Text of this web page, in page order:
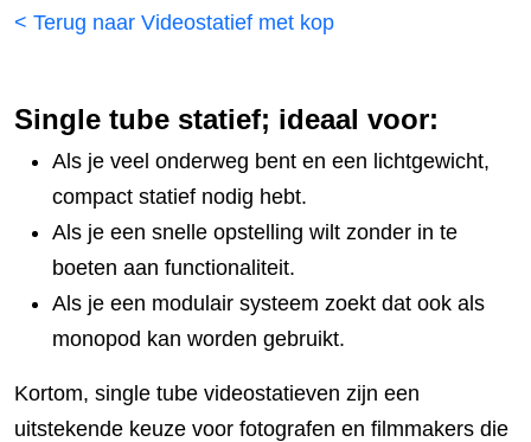
< Terug naar Videostatief met kop
Single tube statief; ideaal voor:
Als je veel onderweg bent en een lichtgewicht,
compact statief nodig hebt.
Als je een snelle opstelling wilt zonder in te
boeten aan functionaliteit.
Als je een modulair systeem zoekt dat ook als
monopod kan worden gebruikt.
Kortom, single tube videostatieven zijn een
uitstekende keuze voor fotografen en filmmakers die